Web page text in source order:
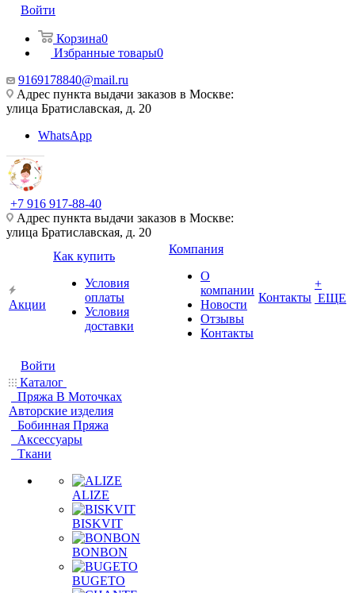
Войти
Корзина0
Избранные товары0
9169178840@mail.ru
Адрес пункта выдачи заказов в Москве:
улица Братиславская, д. 20
WhatsApp
+7 916 917-88-40
Адрес пункта выдачи заказов в Москве:
улица Братиславская, д. 20
Акции
Как купить
Условия
оплаты
Условия
доставки
Компания
О
компании
Новости
Отзывы
Контакты
Контакты
+
ЕЩЕ
Войти
Каталог
Пряжа В Моточках
Авторские изделия
Бобинная Пряжа
Аксессуары
Ткани
ALIZE
BISKVIT
BONBON
BUGETO